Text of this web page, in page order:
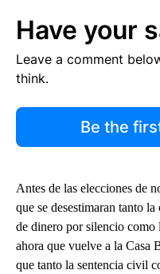
Have your
Leave a comment
think.
Be the
Antes de las elecciones de
que se desestimaran tanto
de dinero por silencio
ahora que vuelve a la Casa
que tanto la sentencia civil